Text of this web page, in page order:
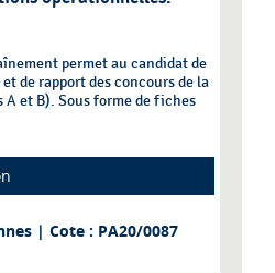
permet au candidat de
de rapport des concours de la
et B). Sous forme de fiches
| Cote : PA20/0087